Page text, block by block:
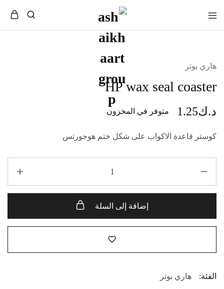
هاري بوتر
HP wax seal coaster
د.ك1.25 متوفر في المخزون
كوستر قاعدة الاكواب على شكل ختم هوجورتس
إضافة إلى السلة
الفئة: هاري بوتر